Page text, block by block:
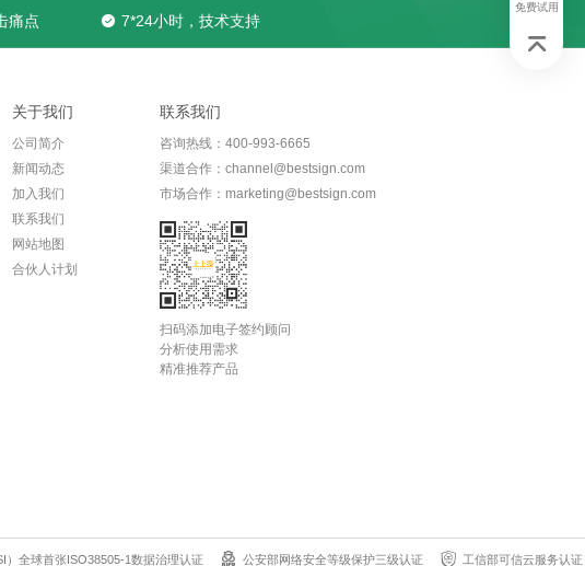
痛点 7*24小时，技术支持
关于我们
公司简介
新闻动态
加入我们
联系我们
网站地图
合伙人计划
联系我们
咨询热线：400-993-6665
渠道合作：channel@bestsign.com
市场合作：marketing@bestsign.com
扫码添加电子签约顾问
分析使用需求
精准推荐产品
）全球首张ISO38505-1数据治理认证 公安部网络安全等级保护三级认证 工信部可信云服务认证
免费试用